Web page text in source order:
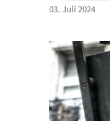
03. Juli 2024